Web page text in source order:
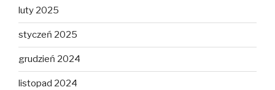
luty 2025
styczeń 2025
grudzień 2024
listopad 2024